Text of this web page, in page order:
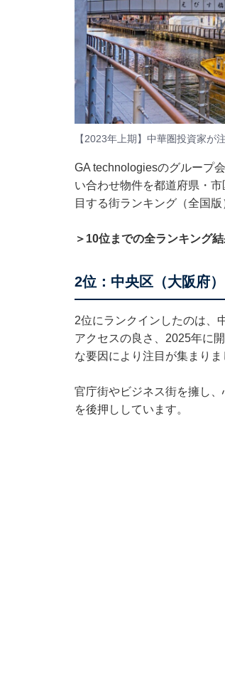
【2023年上期】中華圏投資家が
GA technologiesのグループ
い合わせ物件を都道府県・
目する街ランキング（全国版
＞10位までの全ランキング
2位：中央区（大阪府）
2位にランクインしたのは、
アクセスの良さ、2025年に
な要因により注目が集まりま
官庁街やビジネス街を擁し
を後押ししています。